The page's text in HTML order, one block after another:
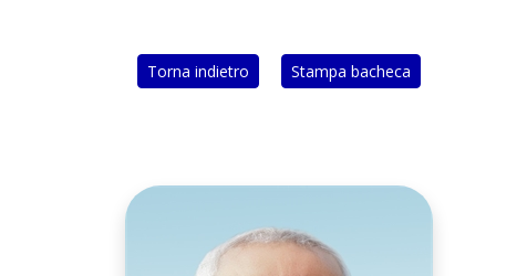
Torna indietro Stampa bacheca